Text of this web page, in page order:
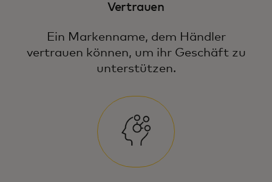
Vertrauen
Ein Markenname, dem Händler
vertrauen können, um ihr Geschäft zu
unterstützen.